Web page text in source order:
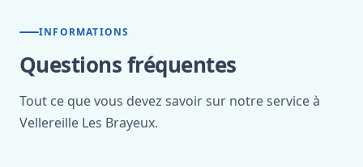
INFORMATIONS
Questions fréquentes
Tout ce que vous devez savoir sur notre service à
Vellereille Les Brayeux.